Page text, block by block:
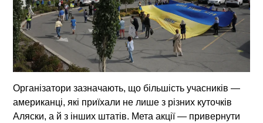
Організатори зазначають, що більшість учасників —
американці, які приїхали не лише з різних куточків
Аляски, а й з інших штатів. Мета акції — привернути